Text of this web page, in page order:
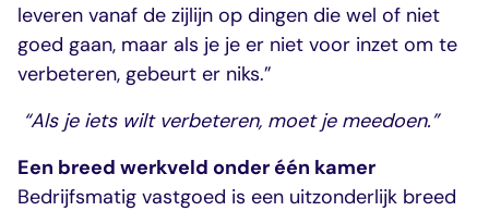
leveren vanaf de zijlijn op dingen die wel of niet
goed gaan, maar als je je er niet voor inzet om te
verbeteren, gebeurt er niks.”
“Als je iets wilt verbeteren, moet je meedoen.”
Een breed werkveld onder één kamer
Bedrijfsmatig vastgoed is een uitzonderlijk breed